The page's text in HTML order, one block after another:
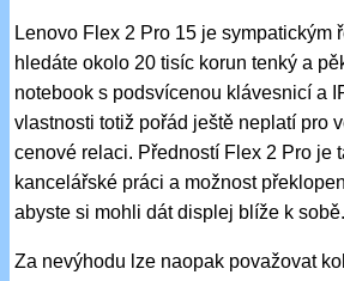
Lenovo Flex 2 Pro 15 je sympatickým
hledáte okolo 20 tisíc korun tenký a
notebook s podsvícenou klávesnicí a
vlastnosti totiž pořád ještě neplatí pro
cenové relaci. Předností Flex 2 Pro je
kancelářské práci a možnost
abyste si mohli dát displej blíže k sobě.
Za nevýhodu lze naopak považovat